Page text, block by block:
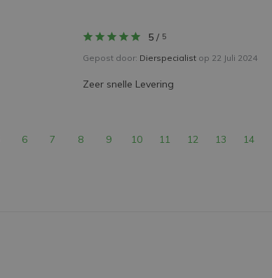
5 / 5
Gepost door: Dierspecialist op 22 Juli 2024
Zeer snelle Levering
6 7 8 9 10 11 12 13 14